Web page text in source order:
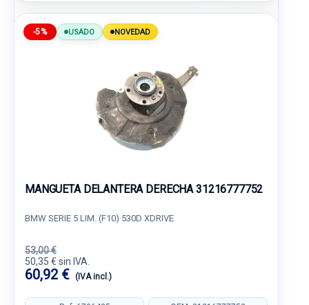
-5% USADO NOVEDAD
MANGUETA DELANTERA DERECHA 31216777752
BMW SERIE 5 LIM. (F10) 530D XDRIVE
53,00 €
50,35 € sin IVA.
60,92 € (IVA incl.)